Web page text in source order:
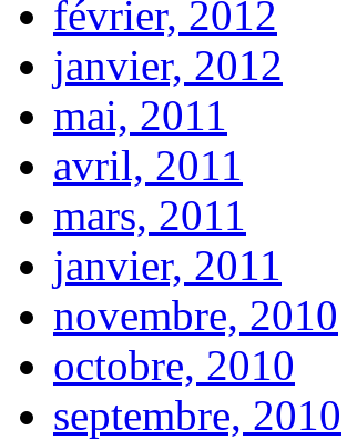
février, 2012
janvier, 2012
mai, 2011
avril, 2011
mars, 2011
janvier, 2011
novembre, 2010
octobre, 2010
septembre, 2010